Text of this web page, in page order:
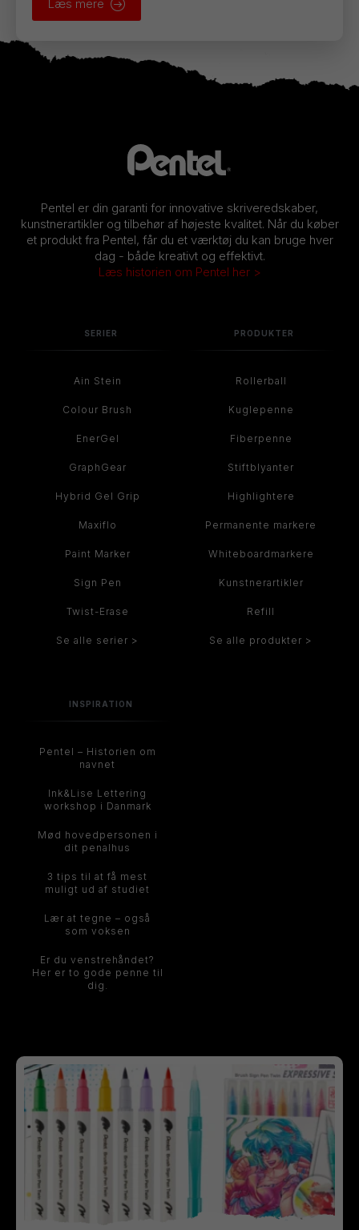
Læs mere
Pentel er din garanti for innovative skriveredskaber,
kunstnerartikler og tilbehør af højeste kvalitet. Når du køber
et produkt fra Pentel, får du et værktøj du kan bruge hver
dag - både kreativt og effektivt.
Læs historien om Pentel her >
SERIER
Ain Stein
Colour Brush
EnerGel
GraphGear
Hybrid Gel Grip
Maxiflo
Paint Marker
Sign Pen
Twist-Erase
Se alle serier >
PRODUKTER
Rollerball
Kuglepenne
Fiberpenne
Stiftblyanter
Highlightere
Permanente markere
Whiteboardmarkere
Kunstnerartikler
Refill
Se alle produkter >
INSPIRATION
Pentel – Historien om
navnet
Ink&Lise Lettering
workshop i Danmark
Mød hovedpersonen i
dit penalhus
3 tips til at få mest
muligt ud af studiet
Lær at tegne – også
som voksen
Er du venstrehåndet?
Her er to gode penne til
dig.